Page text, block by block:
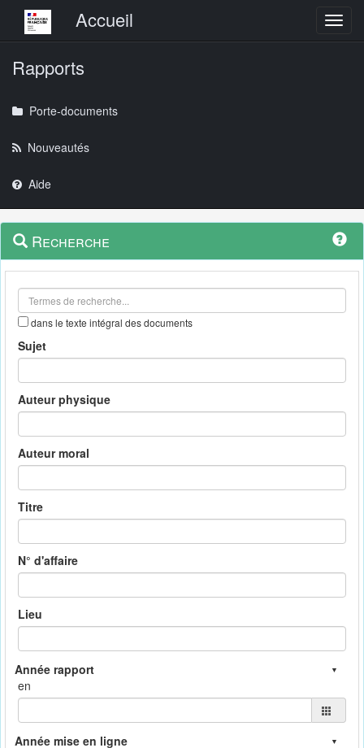
Menu principalAccueil
Rapports
Porte-documents
Nouveautés
Aide
Navigation
outils
Menu
contextuel
Recherche
dans le texte intégral des documents
Sujet
Auteur physique
Auteur moral
Titre
N° d'affaire
Lieu
en